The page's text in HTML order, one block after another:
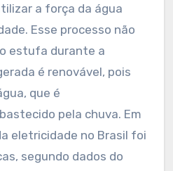
a força da água
Esse processo não
estufa durante a
é renovável, pois
que é
pela chuva. Em
eletricidade no Brasil foi
segundo dados do